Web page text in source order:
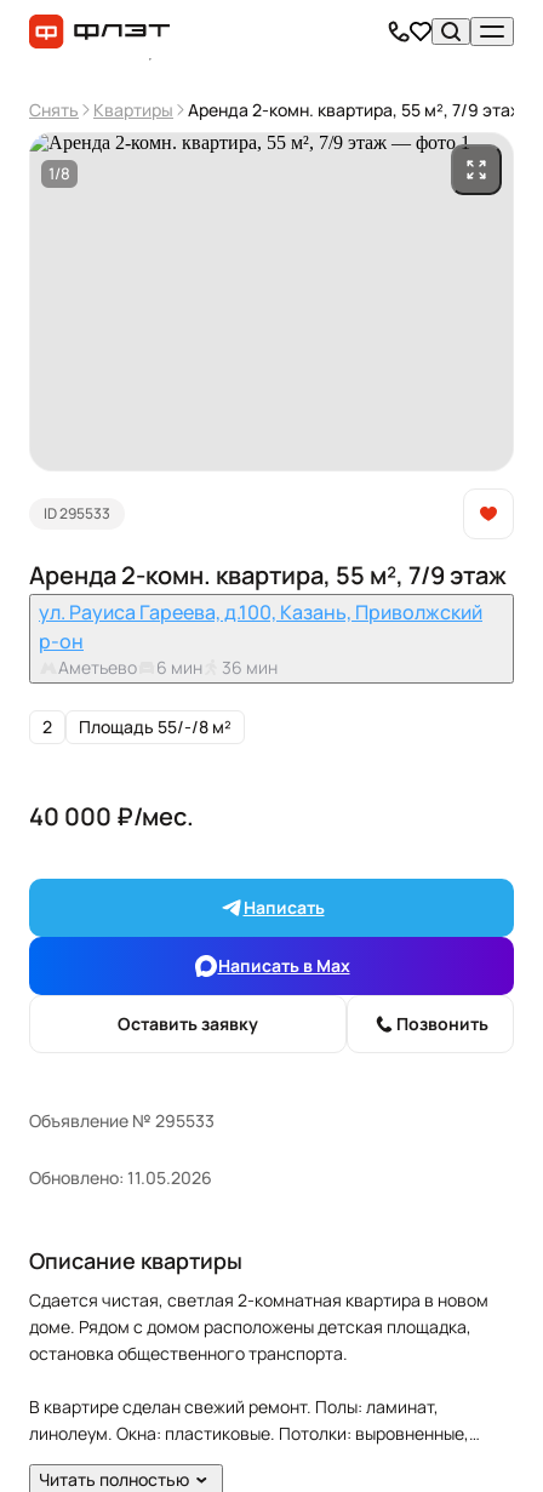
Снять Квартиры Аренда 2-комн. квартира, 55 м², 7/9 этаж
1/8
ID 295533
Аренда 2-комн. квартира, 55 м², 7/9 этаж
ул. Рауиса Гареева, д.100, Казань, Приволжский
р-он
Аметьево 6 мин 36 мин
2 Площадь 55/-/8 м²
40 000 ₽/мес.
Написать
Написать в Max
Оставить заявку Позвонить
Объявление № 295533
Обновлено: 11.05.2026
Описание квартиры
Сдается чистая, светлая 2-комнатная квартира в новом
доме. Рядом с домом расположены детская площадка,
остановка общественного транспорта.
В квартире сделан свежий ремонт. Полы: ламинат,
линолеум. Окна: пластиковые. Потолки: выровненные,
побеленные. Сан. узел в кафеле. Есть балкон.
Читать полностью